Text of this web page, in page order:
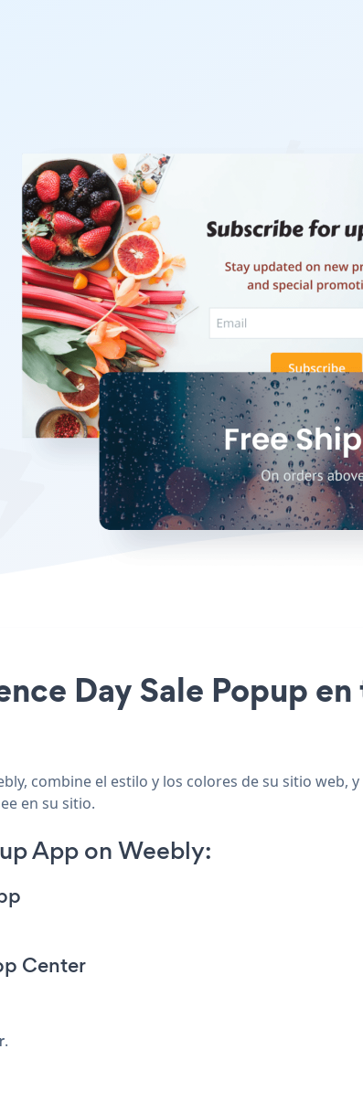
Day Sale Popup
combine el estilo y los colores de su sitio web,
en su sitio.
App on Weebly:
Center
.